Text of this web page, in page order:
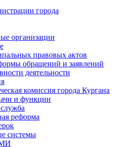
города
организации
правовых актов
обращений и заявлений
деятельности
комиссия города Кургана
и функции
реформа
системы